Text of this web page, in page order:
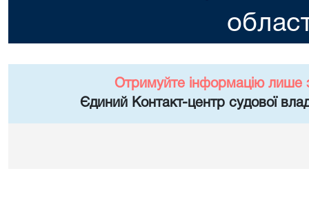
Отримуйте інформацію лише
Єдиний Контакт-центр судової